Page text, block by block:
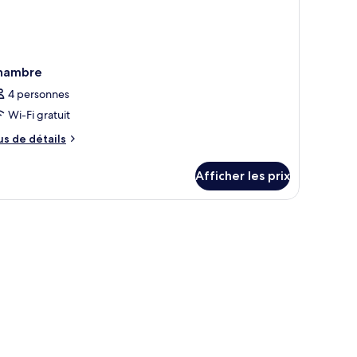
4 personnes
Wi-Fi gratuit
de détails
Afficher les prix